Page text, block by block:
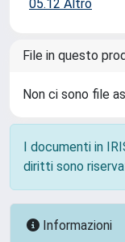
05.12 Altro
File in questo
Non ci sono file
I documenti in
diritti sono
Informazioni